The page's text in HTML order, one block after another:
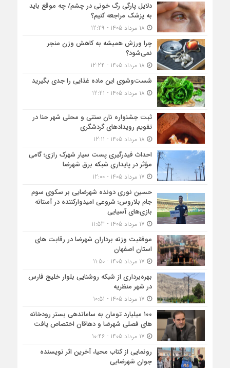
دلایل پارگی رگ خونی در چشم/ چه موقع باید
به پزشک مراجعه کنیم؟
چرا ورزش همیشه به کاهش وزن منجر
نمی‌شود؟
شست‌وشوی این ماده غذایی را جدی بگیرید
ثبت جشنواره نان سنتی و محلی شهر حنا در
تقویم رویداد‌های گردشگری
احداث فیدرگیری پست سیار شهرک رازی؛ گامی
مؤثر در پایداری شبکه برق شهرضا
حسین نوری دونده شهرضایی بر سکوی سوم
جام بلاروس؛ شروعی امیدوارکننده در آستانه
بازی‌های آسیایی
موفقیت وزنه برداران شهرضا در رقابت های
استان اصفهان
بهره‌برداری از شبکه روشنایی بلوار خلیج فارس
در شهر منظریه
۱۰۰ میلیارد تومان به ساماندهی بستر رودخانه
های فصلی شهرضا و دهاقان اختصاص یافت
رونمایی از کتاب محیا، آخرین اثر نویسنده
جوان شهرضایی